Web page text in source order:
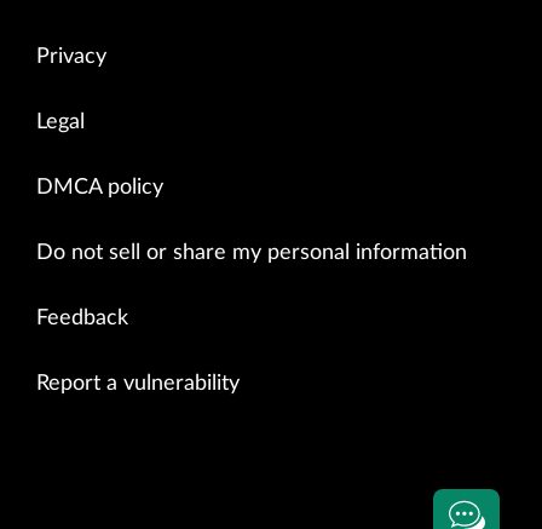
Privacy
Legal
DMCA policy
Do not sell or share my personal information
Feedback
Report a vulnerability